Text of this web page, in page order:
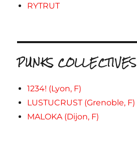
RYTRUT
PUNKS COLLECTIVES
1234! (Lyon, F)
LUSTUCRUST (Grenoble, F)
MALOKA (Dijon, F)